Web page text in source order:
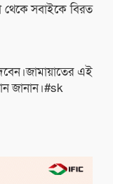
সবাইকে বিরত
এই
জানান।#sk